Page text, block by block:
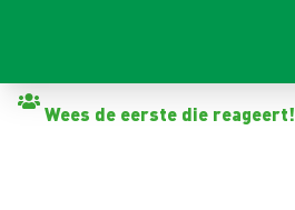
Wees de eerste die reageert!